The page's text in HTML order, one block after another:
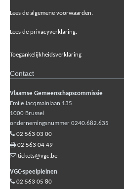
Lees de algemene voorwaarden.
Lees de privacyverklaring.
Toegankelijkheidsverklaring
Contact
Vlaamse Gemeenschapscommissie
Emile Jacqmainlaan 135
1000 Brussel
ondernemingsnummer 0240.682.635
02 563 03 00
02 563 04 49
tickets@vgc.be
VGC-speelpleinen
02 563 05 80